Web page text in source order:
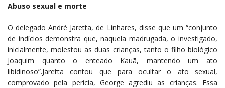
Abuso sexual e morte
O delegado André Jaretta, de Linhares, disse que um “conjunto
de indícios demonstra que, naquela madrugada, o investigado,
inicialmente, molestou as duas crianças, tanto o filho biológico
Joaquim quanto o enteado Kauã, mantendo um ato
libidinoso”.Jaretta contou que para ocultar o ato sexual,
comprovado pela perícia, George agrediu as crianças. Essa